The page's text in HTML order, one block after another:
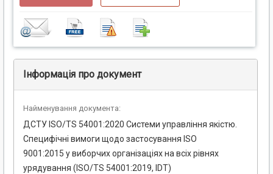
Інформація про документ
Найменування документа:
ДСТУ ISO/TS 54001:2020 Системи управління якістю.
Специфічні вимоги щодо застосування ISO
9001:2015 у виборчих організаціях на всіх рівнях
урядування (ISO/TS 54001:2019, IDT)